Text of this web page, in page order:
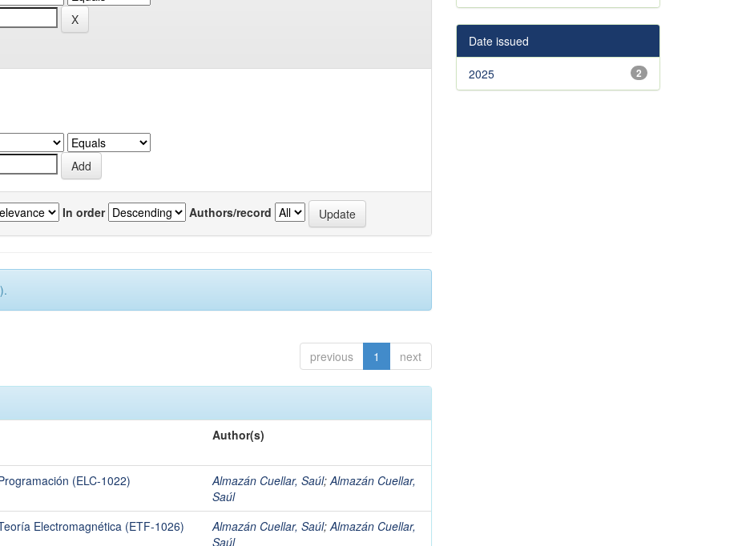
In order Authors/record
previous 1 next
Author(s)
(ELC-1022) Almazán Cuellar, Saúl;Almazán Cuellar,
Saúl
Electromagnética (ETF-1026) Almazán Cuellar, Saúl;Almazán Cuellar,
Saúl
Date issued
2
2025